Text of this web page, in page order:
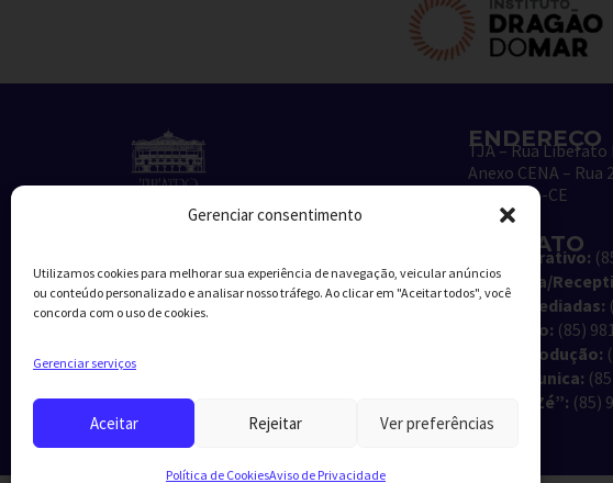
Gerenciar consentimento
Utilizamos cookies para melhorar sua experiência de navegação, veicular anúncios
ou conteúdo personalizado e analisar nosso tráfego. Ao clicar em "Aceitar todos", você
concorda com o uso de cookies.
Gerenciar serviços
Aceitar Rejeitar Ver preferências
Política de CookiesAviso de Privacidade
ENDEREÇO
TJA – Rua Liberato
Anexo CENA – Rua
Fortaleza-CE
CONTATO
Administrativo:
Bilheteria/
Visitas Mediadas:
Formação: (85)
Pauta/Produção:
TJA Comunica:
“Zap do Zé”: (85)